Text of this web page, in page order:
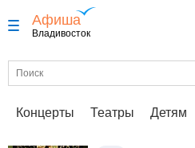
Афиша
Владивосток
Концерты Театры Детям